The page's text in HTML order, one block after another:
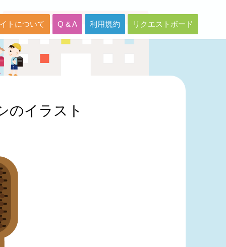
トについて Q & A 利用規約 リクエストボード
のイラスト